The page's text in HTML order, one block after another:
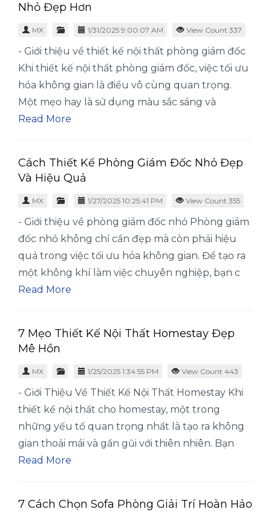
Nhỏ Đẹp Hơn
MX 1/31/2025 9:00:07 AM View Count 337
- Giới thiệu về thiết kế nội thất phòng giám đốc
Khi thiết kế nội thất phòng giám đốc, việc tối ưu
hóa không gian là điều vô cùng quan trọng.
Một mẹo hay là sử dụng màu sắc sáng và
Read More
Cách Thiết Kế Phòng Giám Đốc Nhỏ Đẹp
Và Hiệu Quả
MX 1/27/2025 10:25:41 PM View Count 355
- Giới thiệu về phòng giám đốc nhỏ Phòng giám
đốc nhỏ không chỉ cần đẹp mà còn phải hiệu
quả trong việc tối ưu hóa không gian. Để tạo ra
một không khí làm việc chuyên nghiệp, bạn c
Read More
7 Mẹo Thiết Kế Nội Thất Homestay Đẹp
Mê Hồn
MX 1/25/2025 1:34:55 PM View Count 443
- Giới Thiệu Về Thiết Kế Nội Thất Homestay Khi
thiết kế nội thất cho homestay, một trong
những yếu tố quan trọng nhất là tạo ra không
gian thoải mái và gần gũi với thiên nhiên. Bạn
Read More
7 Cách Chọn Sofa Phòng Giải Trí Hoàn Hảo